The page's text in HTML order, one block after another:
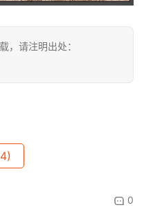
，请注明出处：
0